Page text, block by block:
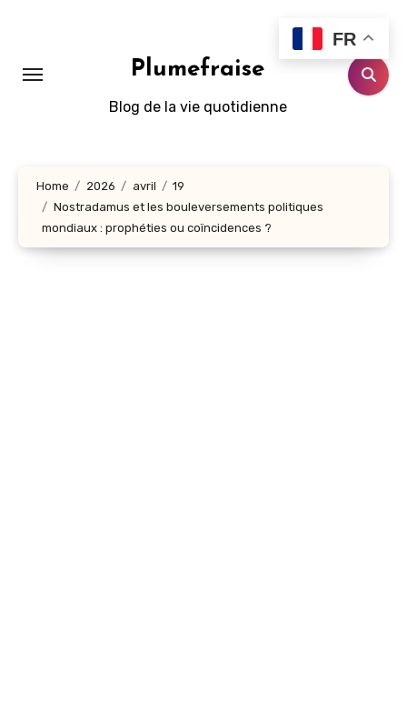
Plumefraise
Blog de la vie quotidienne
Home 2026 avril
19
Nostradamus et les bouleversements politiques
mondiaux : prophéties ou coïncidences ?
FR